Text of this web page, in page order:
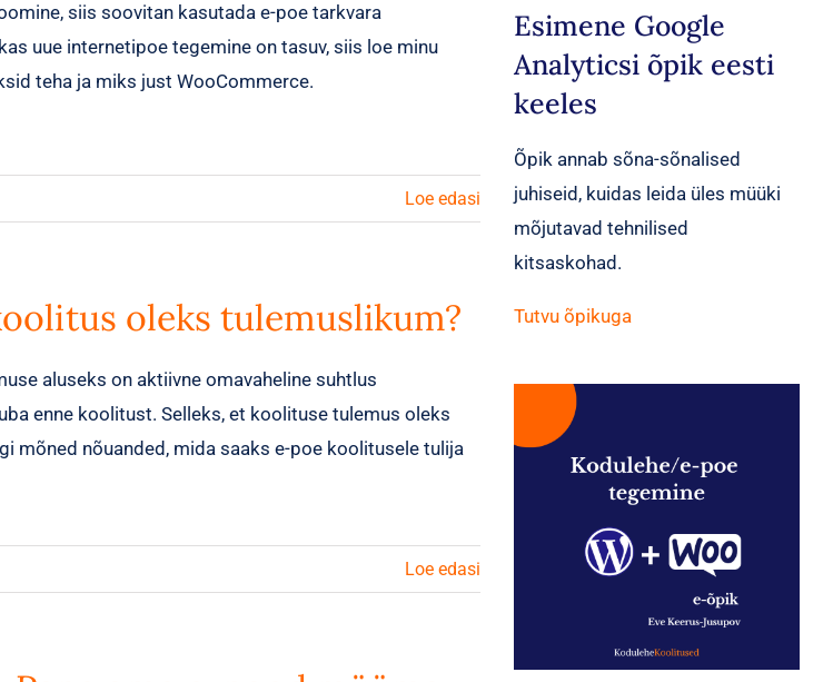
siis soovitan kasutada e-poe tarkvara
uue internetipoe tegemine on tasuv, siis loe minu
teha ja miks just WooCommerce.
Loe edasi
oleks tulemuslikum?
aluseks on aktiivne omavaheline suhtlus
enne koolitust. Selleks, et koolituse tulemus oleks
mõned nõuanded, mida saaks e-poe koolitusele tulija
Loe edasi
Esimene Google
Analyticsi õpik eesti
keeles
Õpik annab sõna-sõnalised
juhiseid, kuidas leida üles müüki
mõjutavad tehnilised
kitsaskohad.
Tutvu õpikuga